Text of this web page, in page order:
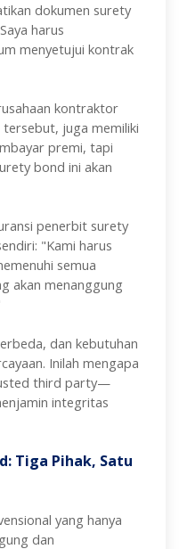
dokumen surety
harus
menyetujui kontrak
kontraktor
juga memiliki
premi, tapi
bond ini akan
penerbit surety
"Kami harus
semua
akan menanggung
dan kebutuhan
Inilah mengapa
third party—
integritas
Tiga Pihak, Satu
yang hanya
dan